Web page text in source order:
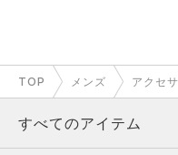
TOP メンズ アクセ
すべてのアイテム